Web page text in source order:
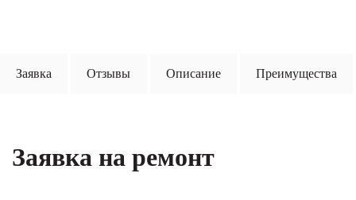
Заявка Отзывы Описание Преимущества
Заявка на ремонт